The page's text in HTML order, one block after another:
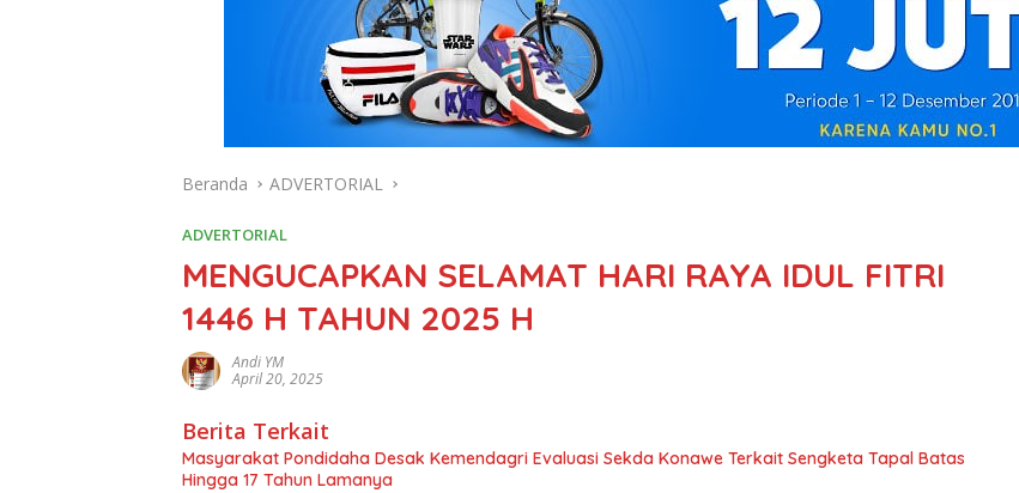
Beranda ADVERTORIAL
ADVERTORIAL
MENGUCAPKAN SELAMAT HARI RAYA IDUL FITRI
1446 H TAHUN 2025 H
Andi YM
April 20, 2025
Berita Terkait
Masyarakat Pondidaha Desak Kemendagri Evaluasi Sekda Konawe Terkait Sengketa Tapal Batas
Hingga 17 Tahun Lamanya